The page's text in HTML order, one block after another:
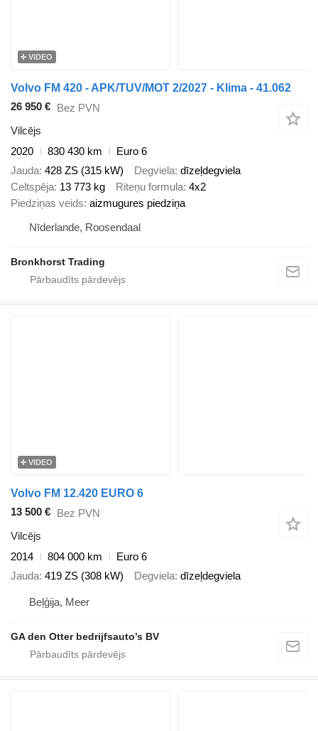
VIDEO
Volvo FM 420 - APK/TUV/MOT 2/2027 - Klima - 41.062
26 950 € Bez PVN
Vilcējs
2020
830 430 km
Euro 6
Jauda 428 ZS (315 kW) Degviela dīzeļdegviela
Celtspēja 13 773 kg Riteņu formula 4x2
Piedziņas veids aizmugures piedziņa
Nīderlande, Roosendaal
Bronkhorst Trading
VIDEO
Volvo FM 12.420 EURO 6
13 500 € Bez PVN
Vilcējs
2014
804 000 km
Euro 6
Jauda 419 ZS (308 kW) Degviela dīzeļdegviela
Beļģija, Meer
GA den Otter bedrijfsauto’s BV